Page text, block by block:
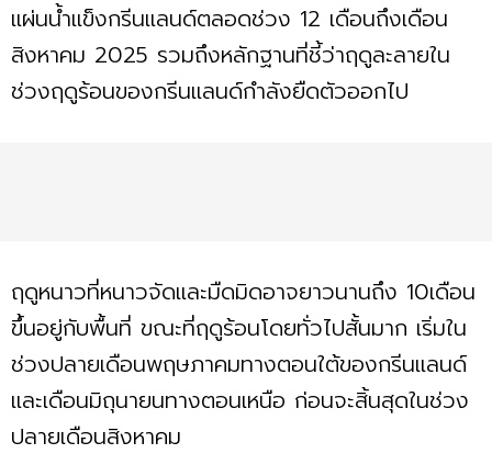
แผ่นน้ำแข็งกรีนแลนด์ตลอดช่วง 12 เดือนถึงเดือน
สิงหาคม 2025 รวมถึงหลักฐานที่ชี้ว่าฤดูละลายใน
ช่วงฤดูร้อนของกรีนแลนด์กำลังยืดตัวออกไป
ฤดูหนาวที่หนาวจัดและมืดมิดอาจยาวนานถึง 10เดือน
ขึ้นอยู่กับพื้นที่ ขณะที่ฤดูร้อนโดยทั่วไปสั้นมาก เริ่มใน
ช่วงปลายเดือนพฤษภาคมทางตอนใต้ของกรีนแลนด์
และเดือนมิถุนายนทางตอนเหนือ ก่อนจะสิ้นสุดในช่วง
ปลายเดือนสิงหาคม